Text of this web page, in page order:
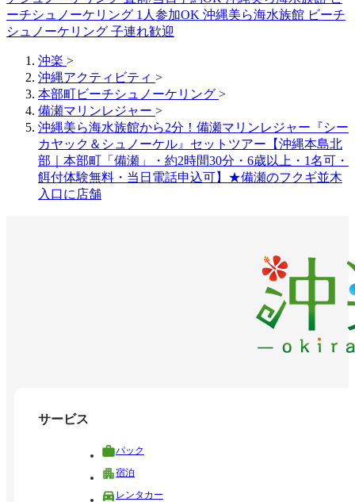
ーチシュノーケリング 1人参加OK 沖縄美ら海水族館 ビーチ
シュノーケリング 子連れ歓迎
沖楽 >
沖縄アクティビティ >
本部町ビーチシュノーケリング >
備瀬マリンレジャー >
沖縄美ら海水族館から2分！備瀬マリンレジャー『シー
カヤック＆シュノーケル』セットツアー【沖縄本島北
部｜本部町「備瀬」・約2時間30分・6歳以上・1名可・
餌付体験無料・当日電話申込可】★備瀬のフクギ並木
入口に店舗
サービス
パック
宿泊
レンタカー